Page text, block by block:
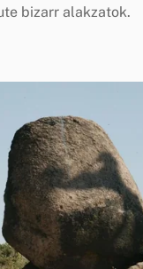
bizarr alakzatok.